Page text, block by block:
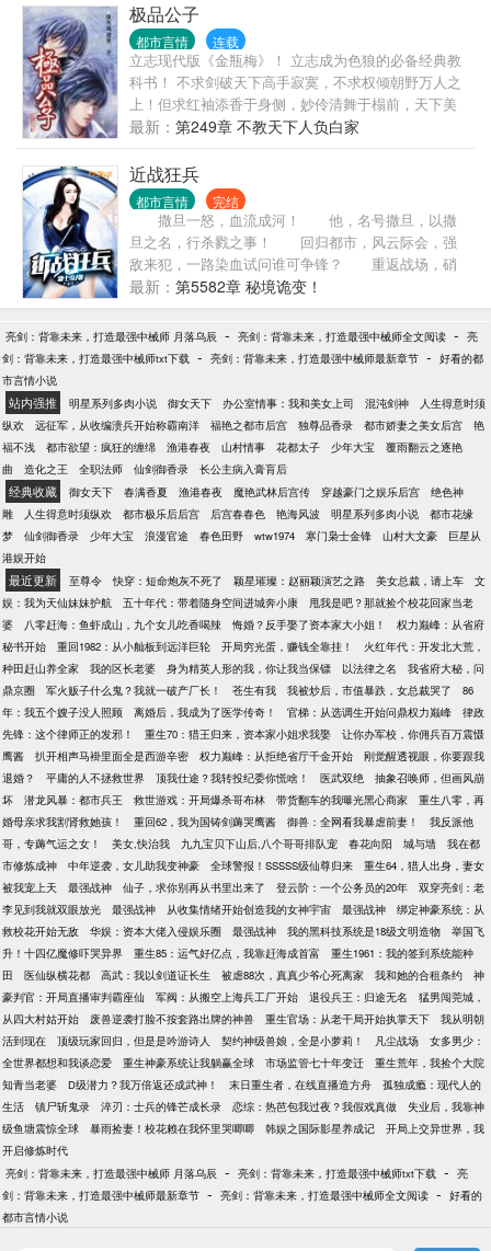
极品公子
都市言情 连载
立志现代版《金瓶梅》！ 立志成为色狼的必备经典教
科书！ 不求剑破天下高手寂寞，不求权倾朝野万人之
上！但求红袖添香于身侧，妙伶清舞于榻前，天下美
女尽在我手，人生至此，夫复何求？？？ 先下手者妻
妾成群，后下手者光棍一个！我的最大乐趣就是让所
有鲜花插在我这朵牛粪上！而且是心甘情愿的插！
最新： 第249章 不教天下人负白家
近战狂兵
都市言情 完结
撒旦一怒，血流成河！ 他，名号撒旦，以撒
旦之名，行杀戮之事！ 回归都市，风云际会，强
敌来犯，一路染血试问谁可争锋？ 重返战场，硝
烟弥漫，诸敌环伺，铁血杀伐试问谁可一战？
他，就是龙影兵王，当世撒旦！ 醉卧美人膝，醒
掌天下权。 为兄弟，赴汤蹈火；为美人，无限张
狂！ 【七少出品，铁血霸气】 撒旦军团群：
最新： 第5582章 秘境诡变！
亮剑：背靠未来，打造最强中械师 月落乌辰 - 亮剑：背靠未来，打造最强中械师全文阅读 - 亮
剑：背靠未来，打造最强中械师txt下载 - 亮剑：背靠未来，打造最强中械师最新章节 - 好看的都
市言情小说
站内强推 明星系列多肉小说 御女天下 办公室情事：我和美女上司 混沌剑神
人生得意时须
纵欢
远征军，从收编溃兵开始称霸南洋 福艳之都市后宫 独尊品香录 都市娇妻之美女后宫
艳
福不浅
都市欲望：疯狂的缠绵 渔港春夜 山村情事 花都太子 少年大宝
覆雨翻云之逐艳
曲
造化之王 全职法师 仙剑御香录 长公主病入膏肓后
经典收藏 御女天下 春满香夏 渔港春夜 魔艳武林后宫传 穿越豪门之娱乐后宫
绝色神
雕
人生得意时须纵欢 都市极乐后后宫 后宫春春色 艳海风波 明星系列多肉小说
都市花缘
梦
仙剑御香录 少年大宝 浪漫官途 春色田野 wtw1974 寒门枭士金锋 山村大文豪
巨星从
港娱开始
最近更新 至尊令 快穿：短命炮灰不死了 颖星璀璨：赵丽颖演艺之路 美女总裁，请上车
文
娱：我为天仙妹妹护航
五十年代：带着随身空间进城奔小康
甩我是吧？那就捡个校花回家当老
婆
八零赶海：鱼虾成山，九个女儿吃香喝辣 悔婚？反手娶了资本家大小姐！
权力巅峰：从省府
秘书开始
重回1982：从小舢板到远洋巨轮 开局穷光蛋，赚钱全靠挂！
火红年代：开发北大荒，
种田赶山养全家
我的区长老婆 身为精英人形的我，你让我当保镖 以法律之名
我省府大秘，问
鼎京圈
军火贩子什么鬼？我就一破产厂长！ 苍生有我 我被炒后，市值暴跌，女总裁哭了
86
年：我五个嫂子没人照顾
离婚后，我成为了医学传奇！ 官梯：从选调生开始问鼎权力巅峰
律政
先锋：这个律师正的发邪！
重生70：猎王归来，资本家小姐求我娶
让你办军校，你佣兵百万震慑
鹰酱
扒开相声马褂里面全是西游辛密 权力巅峰：从拒绝省厅千金开始
刚觉醒透视眼，你要跟我
退婚？
平庸的人不拯救世界 顶我仕途？我转投纪委你慌啥！ 医武双绝
抽象召唤师，但画风崩
坏
潜龙风暴：都市兵王 救世游戏：开局爆杀哥布林 带货翻车的我曝光黑心商家
重生八零，再
婚母亲求我割肾救她孩！
重回62，我为国铸剑薅哭鹰酱 御兽：全网看我暴虐前妻！
我反派他
哥，专薅气运之女！
美女,快治我 九九宝贝下山后,八个哥哥排队宠 春花向阳 城与墙
我在都
市修炼成神
中年逆袭，女儿助我变神豪 全球警报！SSSSS级仙尊归来
重生64，猎人出身，妻女
被我宠上天
最强战神 仙子，求你别再从书里出来了 登云阶：一个公务员的20年
双穿亮剑：老
李见到我就双眼放光
最强战神 从收集情绪开始创造我的女神宇宙 最强战神
绑定神豪系统：从
救校花开始无敌
华娱：资本大佬入侵娱乐圈 最强战神 我的黑科技系统是18级文明造物
举国飞
升！十四亿魔修吓哭异界
重生85：运气好亿点，我靠赶海成首富
重生1961：我的签到系统能种
田
医仙纵横花都 高武：我以剑道证长生 被虐88次，真真少爷心死离家 我和她的合租条约
神
豪判官：开局直播审判霸座仙
军阀：从搬空上海兵工厂开始 退役兵王：归途无名
猛男闯莞城，
从四大村姑开始
废兽逆袭打脸不按套路出牌的神兽 重生官场：从老干局开始执掌天下
我从明朝
活到现在
顶级玩家回归，但是是吟游诗人 契约神级兽娘，全是小萝莉！ 凡尘战场
女多男少：
全世界都想和我谈恋爱
重生神豪系统让我躺赢全球 市场监管七十年变迁
重生荒年，我捡个大院
知青当老婆
D级潜力？我万倍返还成武神！ 末日重生者，在线直播造方舟
孤独成瘾：现代人的
生活
镇尸斩鬼录 淬刃：士兵的锋芒成长录 恋综：热芭包我过夜？我假戏真做
失业后，我靠神
级鱼塘震惊全球
暴雨捡妻！校花赖在我怀里哭唧唧 韩娱之国际影星养成记
开局上交异世界，我
开启修炼时代
亮剑：背靠未来，打造最强中械师 月落乌辰 - 亮剑：背靠未来，打造最强中械师txt下载 - 亮
剑：背靠未来，打造最强中械师最新章节 - 亮剑：背靠未来，打造最强中械师全文阅读 - 好看的
都市言情小说